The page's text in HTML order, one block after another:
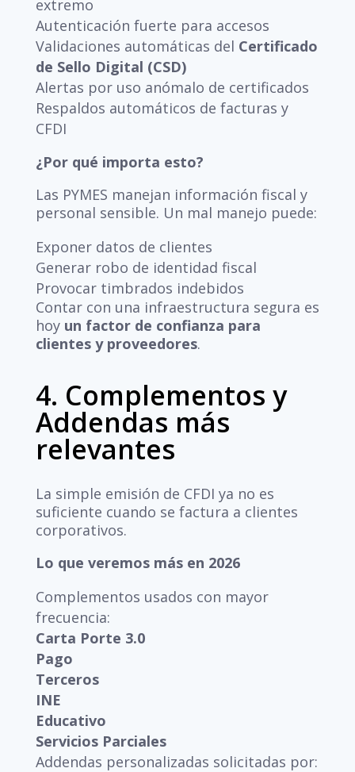
extremo
Autenticación fuerte para accesos
Validaciones automáticas del Certificado
de Sello Digital (CSD)
Alertas por uso anómalo de certificados
Respaldos automáticos de facturas y
CFDI
¿Por qué importa esto?
Las PYMES manejan información fiscal y
personal sensible. Un mal manejo puede:
Exponer datos de clientes
Generar robo de identidad fiscal
Provocar timbrados indebidos
Contar con una infraestructura segura es
hoy un factor de confianza para
clientes y proveedores.
4. Complementos y
Addendas más
relevantes
La simple emisión de CFDI ya no es
suficiente cuando se factura a clientes
corporativos.
Lo que veremos más en 2026
Complementos usados con mayor
frecuencia:
Carta Porte 3.0
Pago
Terceros
INE
Educativo
Servicios Parciales
Addendas personalizadas solicitadas por: